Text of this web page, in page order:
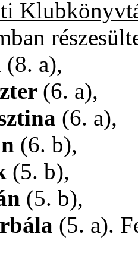
(8. a),
(6. a),
(6. a),
(6. b),
(5. b),
(5. b),
(5. a).